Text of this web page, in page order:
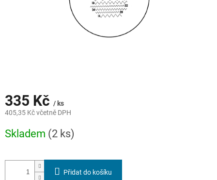
335 Kč / ks
405,35 Kč včetně DPH
cena:
Skladem (2 ks)
Přidat do košíku